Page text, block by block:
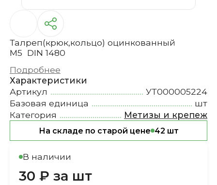
Талреп(крюк,кольцо) оцинкованный
М5 DIN 1480
Подробнее
Характеристики
Артикул
УТ000005224
Базовая единица
шт
Категория
Метизы и крепеж
На складе по старой цене 42 шт
В наличии
30 ₽ за шт